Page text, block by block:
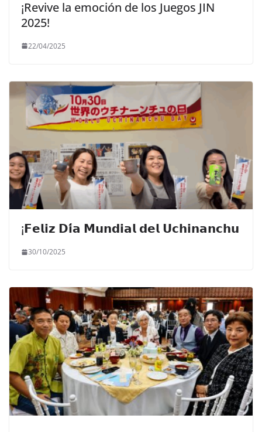
¡Revive la emoción de los Juegos JIN
2025!
22/04/2025
¡𝗙𝗲𝗹𝗶𝘇 𝗗𝗶́𝗮 𝗠𝘂𝗻𝗱𝗶𝗮𝗹 𝗱𝗲𝗹 𝗨𝗰𝗵𝗶𝗻𝗮𝗻𝗰𝗵𝘂
30/10/2025